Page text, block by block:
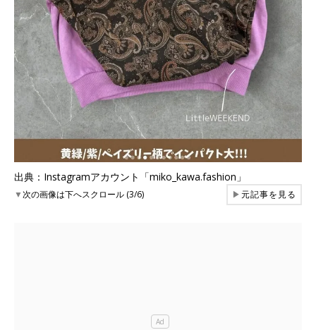
出典：Instagramアカウント「miko_kawa.fashion」
▼次の画像は下へスクロール (3/6) ▶元記事を見る